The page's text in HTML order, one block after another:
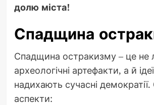
долю міста!
Спадщина
Спадщина остракизму – це не
археологічні артефакти, а й
надихають сучасні
аспекти: